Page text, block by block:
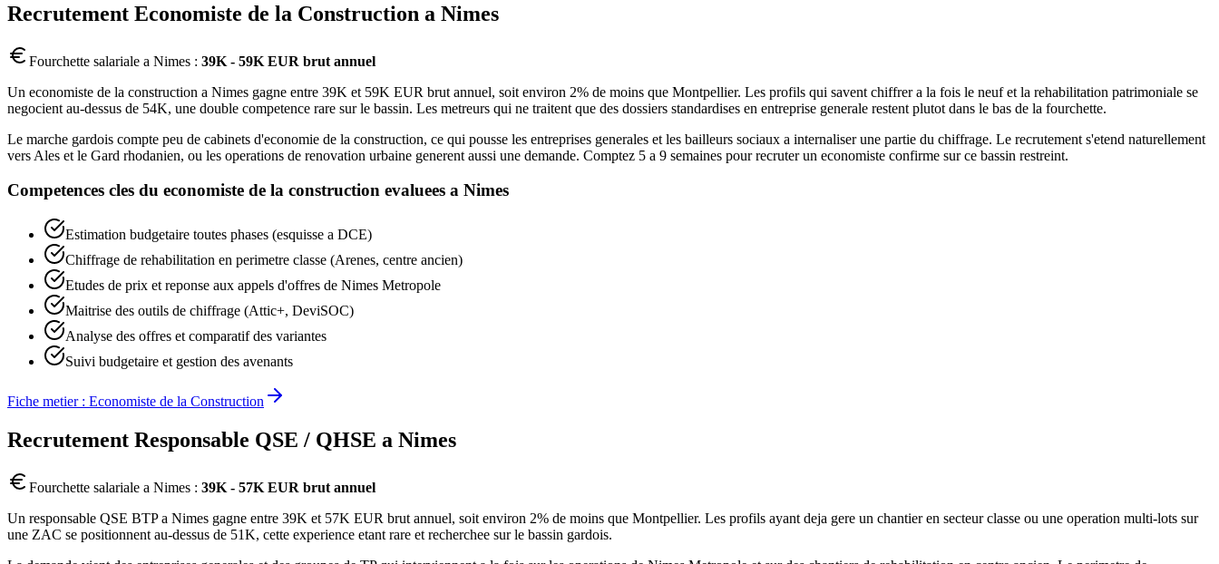
Recrutement Economiste de la Construction a Nimes
Fourchette salariale a Nimes : 39K - 59K EUR brut annuel
Un economiste de la construction a Nimes gagne entre 39K et 59K EUR brut annuel, soit environ 2% de moins que Montpellier. Les profils qui savent chiffrer a la fois le neuf et la rehabilitation patrimoniale se
negocient au-dessus de 54K, une double competence rare sur le bassin. Les metreurs qui ne traitent que des dossiers standardises en entreprise generale restent plutot dans le bas de la fourchette.
Le marche gardois compte peu de cabinets d'economie de la construction, ce qui pousse les entreprises generales et les bailleurs sociaux a internaliser une partie du chiffrage. Le recrutement s'etend naturellement
vers Ales et le Gard rhodanien, ou les operations de renovation urbaine generent aussi une demande. Comptez 5 a 9 semaines pour recruter un economiste confirme sur ce bassin restreint.
Competences cles du economiste de la construction evaluees a Nimes
Estimation budgetaire toutes phases (esquisse a DCE)
Chiffrage de rehabilitation en perimetre classe (Arenes, centre ancien)
Etudes de prix et reponse aux appels d'offres de Nimes Metropole
Maitrise des outils de chiffrage (Attic+, DeviSOC)
Analyse des offres et comparatif des variantes
Suivi budgetaire et gestion des avenants
Fiche metier : Economiste de la Construction
Recrutement Responsable QSE / QHSE a Nimes
Fourchette salariale a Nimes : 39K - 57K EUR brut annuel
Un responsable QSE BTP a Nimes gagne entre 39K et 57K EUR brut annuel, soit environ 2% de moins que Montpellier. Les profils ayant deja gere un chantier en secteur classe ou une operation multi-lots sur
une ZAC se positionnent au-dessus de 51K, cette experience etant rare et recherchee sur le bassin gardois.